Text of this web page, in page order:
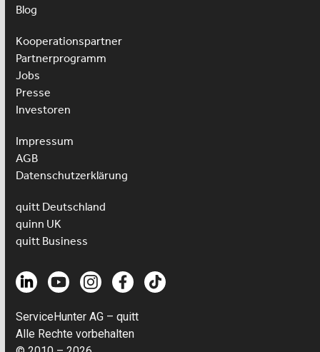
Blog
Kooperationspartner
Partnerprogramm
Jobs
Presse
Investoren
Impressum
AGB
Datenschutzerklärung
quitt Deutschland
quinn UK
quitt Business
ServiceHunter AG – quitt
Alle Rechte vorbehalten